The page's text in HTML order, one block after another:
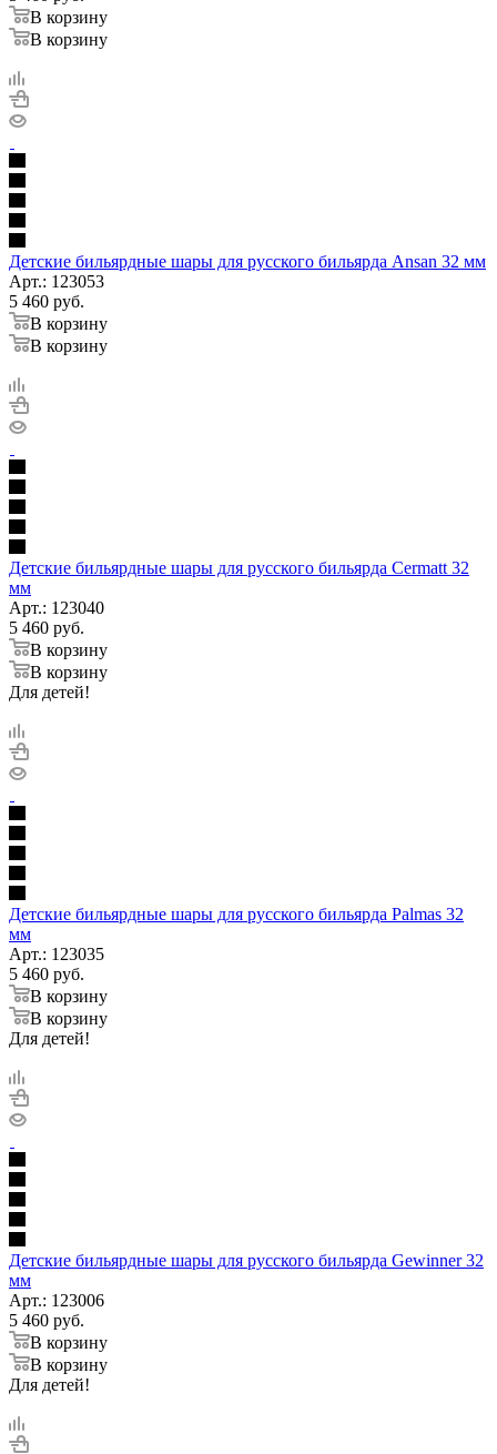
В корзину
В корзину
Детские бильярдные шары для русского бильярда Ansan 32 мм
Арт.: 123053
5 460 руб.
В корзину
В корзину
Детские бильярдные шары для русского бильярда Cermatt 32
мм
Арт.: 123040
5 460 руб.
В корзину
В корзину
Для детей!
Детские бильярдные шары для русского бильярда Palmas 32
мм
Арт.: 123035
5 460 руб.
В корзину
В корзину
Для детей!
Детские бильярдные шары для русского бильярда Gewinner 32
мм
Арт.: 123006
5 460 руб.
В корзину
В корзину
Для детей!